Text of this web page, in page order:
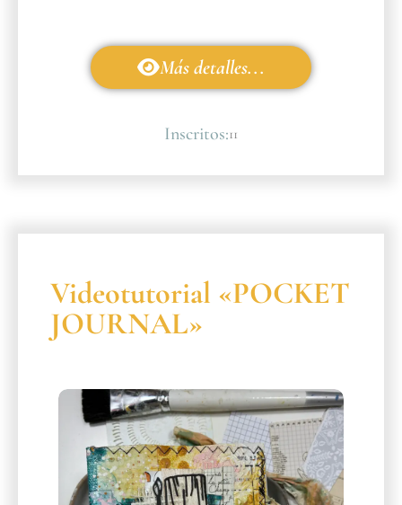
Más detalles...
Inscritos:11
Videotutorial «POCKET
JOURNAL»